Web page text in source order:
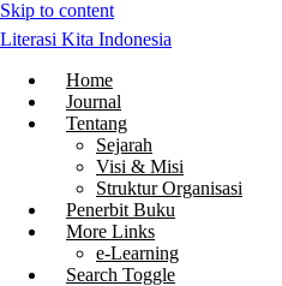
Skip to content
Literasi Kita Indonesia
Home
Journal
Tentang
Sejarah
Visi & Misi
Struktur Organisasi
Penerbit Buku
More Links
e-Learning
Search Toggle